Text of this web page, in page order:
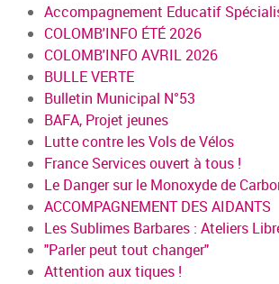
Accompagnement Educatif
COLOMB'INFO ÉTÉ 2026
COLOMB'INFO AVRIL 2026
BULLE VERTE
Bulletin Municipal N°53
BAFA, Projet jeunes
Lutte contre les Vols de Vélos
France Services ouvert à tous !
Le Danger sur le Monoxyde de
ACCOMPAGNEMENT DES AIDANTS
Les Sublimes Barbares : Ateliers
"Parler peut tout changer"
Attention aux tiques !